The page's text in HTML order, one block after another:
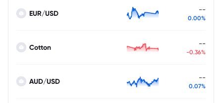
EUR/USD --
0.00%
Cotton --
-0.36%
AUD/USD --
0.07%